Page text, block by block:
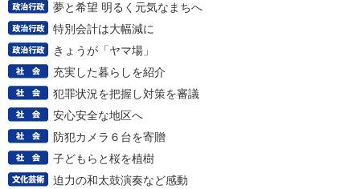
夢と希望 明るく元気なまちへ
特別会計は大幅減に
きょうが「ヤマ場」
充実した暮らしを紹介
犯罪状況を把握し対策を審議
安心安全な地区へ
防犯カメラ６台を寄贈
子どもらと桜を植樹
迫力の和太鼓演奏など感動